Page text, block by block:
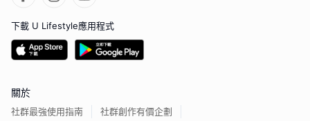
下載 U Lifestyle應用程式
關於
社群最強使用指南 社群創作有價企劃